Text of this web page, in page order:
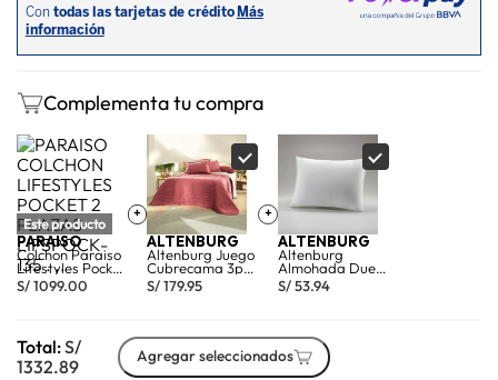
Complementa tu compra
Este producto
PARAISO
Colchon Paraiso
Lifestyles Pocket
2 plz
S/ 1099.00
+
ALTENBURG
Altenburg Juego
Cubrecama 3pz
Toque Acetinado
Rosa Mineral
S/179.95
+
ALTENBURG
Altenburg
Almohada Dueto
Toque De Seda
50cm x 70cm
S/53.94
Total:S/
1332.89
Agregar seleccionados